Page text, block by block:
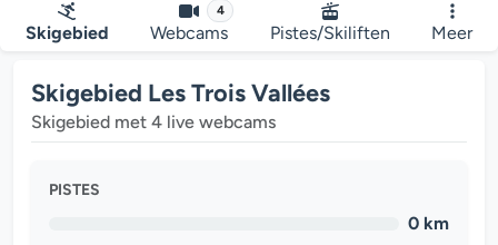
Skigebied
4
Webcams Pistes/Skiliften Meer
Skigebied Les Trois Vallées
Skigebied met 4 live webcams
PISTES
0 km